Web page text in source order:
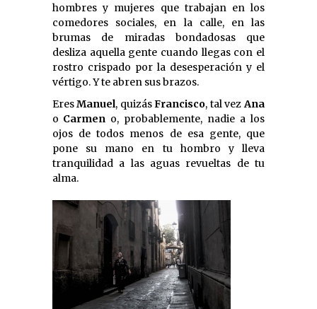
hombres y mujeres que trabajan en los
comedores sociales, en la calle, en las
brumas de miradas bondadosas que
desliza aquella gente cuando llegas con el
rostro crispado por la desesperación y el
vértigo. Y te abren sus brazos.
EresManuel, quizásFrancisco, tal vezAna
o Carmen o, probablemente, nadie a los
ojos de todos menos de esa gente, que
pone su mano en tu hombro y lleva
tranquilidad a las aguas revueltas de tu
alma.